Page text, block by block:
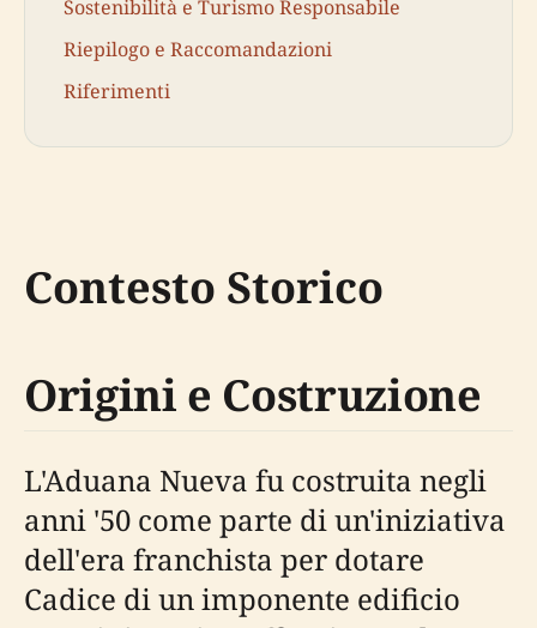
Sostenibilità e Turismo Responsabile
Riepilogo e Raccomandazioni
Riferimenti
Contesto Storico
Origini e Costruzione
L'Aduana Nueva fu costruita negli
anni '50 come parte di un'iniziativa
dell'era franchista per dotare
Cadice di un imponente edificio